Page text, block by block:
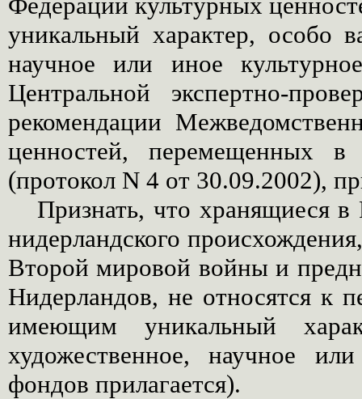
уникальный характер, особо
научное или иное
Центральной экспертно-
рекомендации
ценностей, перемещенных
(протокол N 4 от 30.09.2002),
Признать, что хранящиеся
нидерландского
Второй мировой войны и
Нидерландов, не относятся к
имеющим уникальный
художественное, научное
фондов прилагается).